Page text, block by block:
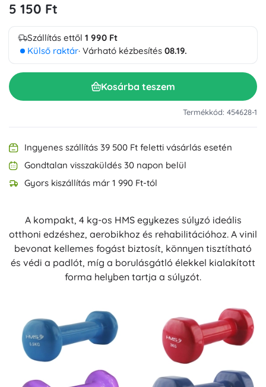
5 150 Ft
Szállítás ettől 1 990 Ft
Külső raktár· Várható kézbesítés 08.19.
Kosárba teszem
Termékkód: 454628-1
Ingyenes szállítás 39 500 Ft feletti vásárlás esetén
Gondtalan visszaküldés 30 napon belül
Gyors kiszállítás már 1 990 Ft-tól
A kompakt, 4 kg-os HMS egykezes súlyzó ideális
otthoni edzéshez, aerobikhoz és rehabilitációhoz. A vinil
bevonat kellemes fogást biztosít, könnyen tisztítható
és védi a padlót, míg a borulásgátló élekkel kialakított
forma helyben tartja a súlyzót.